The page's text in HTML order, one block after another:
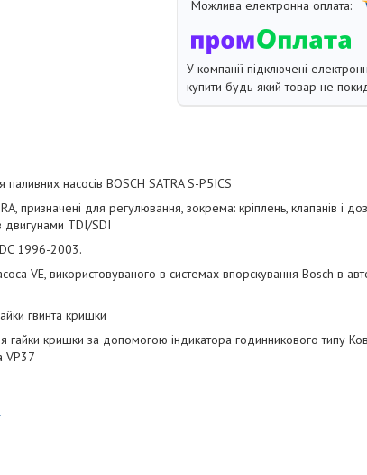
У компанії підключені
купити будь-який товар не
насосів BOSCH SATRA S-P5ICS
призначені для регулювання, зокрема: кріплень, клапанів і
двигунами TDI/SDI
1996-2003.
VE, використовуваного в системах впорскування Bosch в
гвинта кришки
гайки кришки за допомогою індикатора годинникового типу
VP37